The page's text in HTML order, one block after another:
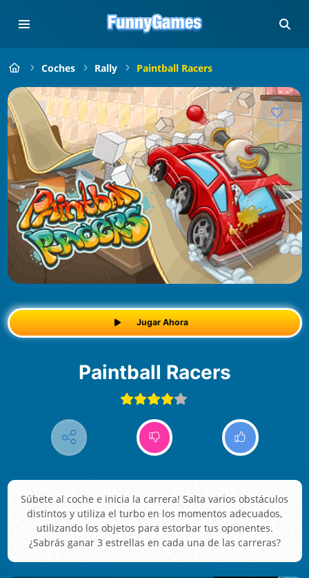
Coches Rally Paintball Racers
Jugar Ahora
Paintball Racers
Súbete al coche e inicia la carrera! Salta varios obstáculos
distintos y utiliza el turbo en los momentos adecuados,
utilizando los objetos para estorbar tus oponentes.
¿Sabrás ganar 3 estrellas en cada una de las carreras?